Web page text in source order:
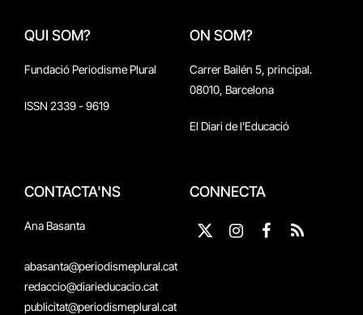
QUI SOM?
Fundació Periodisme Plural
ISSN 2339 - 9619
ON SOM?
Carrer Bailén 5, principal.
08010, Barcelona
El Diari de l'Educació
CONTACTA'NS
Ana Basanta
abasanta@periodismeplural.cat
redaccio@diarieducacio.cat
publicitat@periodismeplural.cat
CONNECTA
X
Instagram
Facebook
RSS